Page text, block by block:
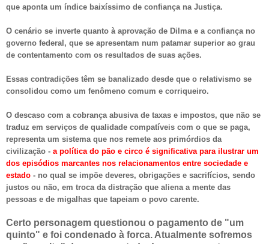
que aponta um índice baixíssimo de confiança na Justiça.
O cenário se inverte quanto à aprovação de Dilma e a confiança no
governo federal, que se apresentam num patamar superior ao grau
de contentamento com os resultados de suas ações.
Essas contradições têm se banalizado desde que o relativismo se
consolidou como um fenômeno comum e corriqueiro.
O descaso com a cobrança abusiva de taxas e impostos, que não se
traduz em serviços de qualidade compatíveis com o que se paga,
representa um sistema que nos remete aos primórdios da
civilização - a política do pão e circo é significativa para ilustrar um
dos episódios marcantes nos relacionamentos entre sociedade e
estado - no qual se impõe deveres, obrigações e sacrifícios, sendo
justos ou não, em troca da distração que aliena a mente das
pessoas e de migalhas que tapeiam o povo carente.
Certo personagem questionou o pagamento de "um
quinto" e foi condenado à forca. Atualmente sofremos